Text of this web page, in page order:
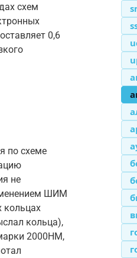
схем
0,6
по схеме
не
ШИМ
кольцах
кольца),
2000НМ,